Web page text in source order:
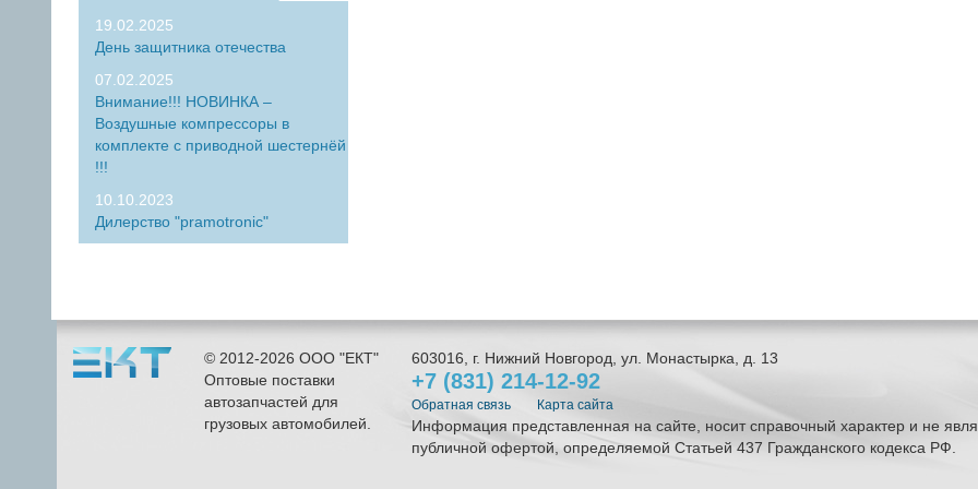
19.02.2025
День защитника отечества
07.02.2025
Внимание!!! НОВИНКА –
Воздушные компрессоры в
комплекте с приводной шестернёй
!!!
10.10.2023
Дилерство "pramotronic"
© 2012-2026 ООО "ЕКТ"
Оптовые поставки
автозапчастей для
грузовых автомобилей.
603016 , г. Нижний Новгород ул. Монастырка, д. 13
+7 (831) 214-12-92
Обратная связь Карта сайта
Информация представленная на сайте, носит справочный характер и не
публичной офертой, определяемой Статьей 437 Гражданского кодекса РФ.